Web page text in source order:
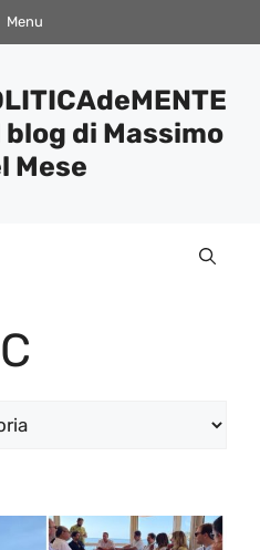
Menu
blog di Massimo
Mese